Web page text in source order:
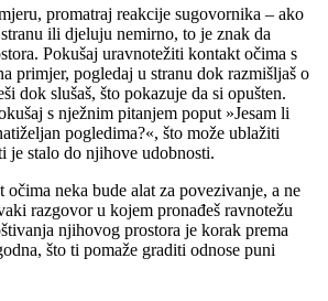
promatraj reakcije sugovornika – ako
ili djeluju nemirno, to je znak da
Pokušaj uravnotežiti kontakt očima s
primjer, pogledaj u stranu dok razmišljaš o
dok slušaš, što pokazuje da si opušten.
s nježnim pitanjem poput »Jesam li
pogledima?«, što može ublažiti
je stalo do njihove udobnosti.
neka bude alat za povezivanje, a ne
razgovor u kojem pronađeš ravnotežu
njihovog prostora je korak prema
što ti pomaže graditi odnose puni